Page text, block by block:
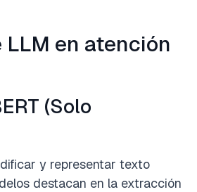
LLM en atención
(Solo
y representar texto
destacan en la extracción